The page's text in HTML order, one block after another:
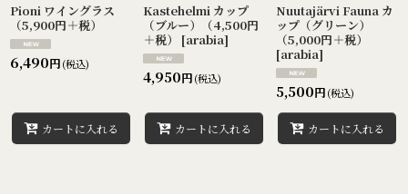
Pioni ワイングラス
（5,900円＋税）
6,490円(税込)
カートに入れる
Kastehelmi カップ
（ブルー）（4,500円
＋税）
[arabia]
4,950円(税込)
カートに入れる
Nuutajärvi Fauna カ
ップ（グリーン）
（5,000円＋税）
[arabia]
5,500円(税込)
カートに入れる